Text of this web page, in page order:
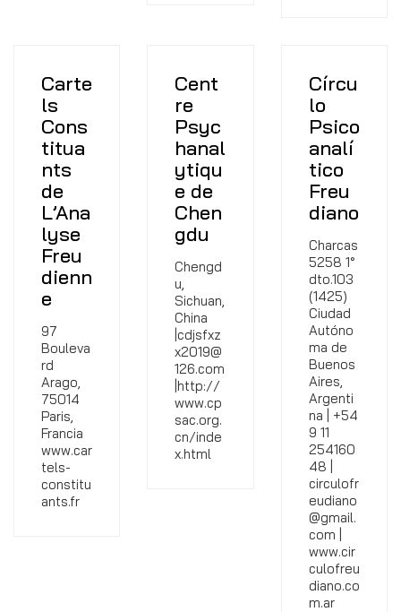
Carte
ls
Cons
titua
nts
de
L’Ana
lyse
Freu
dienn
e
97
Bouleva
rd
Arago,
75014
Paris,
Francia
www.car
tels-
constitu
ants.fr
Cent
re
Psyc
hanal
ytiqu
e de
Chen
gdu
Chengd
u,
Sichuan,
China
|cdjsfxz
x2019@
126.com
|http://
www.cp
sac.org.
cn/inde
x.html
Círcu
lo
Psico
analí
tico
Freu
diano
Charcas
5258 1°
dto.103
(1425)
Ciudad
Autóno
ma de
Buenos
Aires,
Argenti
na | +54
9 11
254160
48 |
circulofr
eudiano
@gmail.
com |
www.cir
culofreu
diano.co
m.ar